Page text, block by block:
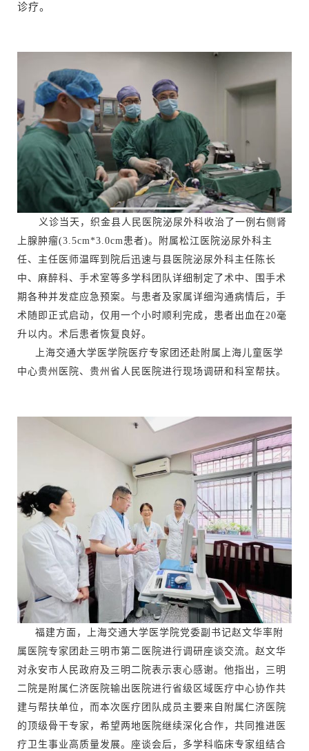
诊疗。
义诊当天，织金县人民医院泌尿外科收治了一例右侧肾
上腺肿瘤(3.5cm*3.0cm患者)。附属松江医院泌尿外科主
任、主任医师温晖到院后迅速与县医院泌尿外科主任陈长
中、麻醉科、手术室等多学科团队详细制定了术中、围手术
期各种并发症应急预案。与患者及家属详细沟通病情后，手
术随即正式启动，仅用一个小时顺利完成，患者出血在20毫
升以内。术后患者恢复良好。
上海交通大学医学院医疗专家团还赴附属上海儿童医学
中心贵州医院、贵州省人民医院进行现场调研和科室帮扶。
福建方面，上海交通大学医学院党委副书记赵文华率附
属医院专家团赴三明市第二医院进行调研座谈交流。赵文华
对永安市人民政府及三明二院表示衷心感谢。他指出，三明
二院是附属仁济医院输出医院进行省级区域医疗中心协作共
建与帮扶单位，而本次医疗团队成员主要来自附属仁济医院
的顶级骨干专家，希望两地医院继续深化合作，共同推进医
疗卫生事业高质量发展。座谈会后，多学科临床专家组结合